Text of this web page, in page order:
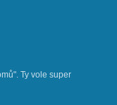
Ty vole super